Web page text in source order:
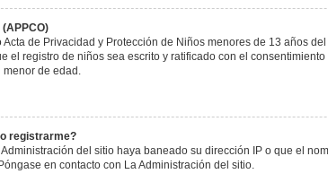
(APPCO)
Acta de Privacidad y Protección de Niños menores de 13 años
el registro de niños sea escrito y ratificado con el
de edad.
registrarme?
del sitio haya baneado su dirección IP o que el
en contacto con La Administración del sitio.